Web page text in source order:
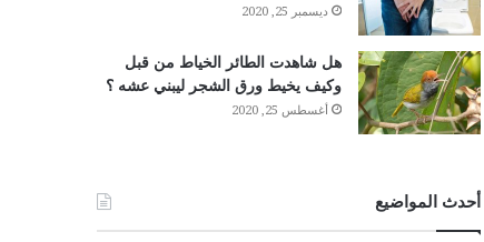
ديسمبر 25, 2020
هل شاهدت الطائر الخياط من قبل
وكيف يخيط ورق الشجر ليبني عشه ؟
أغسطس 25, 2020
أحدث المواضيع